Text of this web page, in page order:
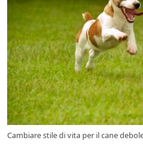
Cambiare stile di vita per il cane